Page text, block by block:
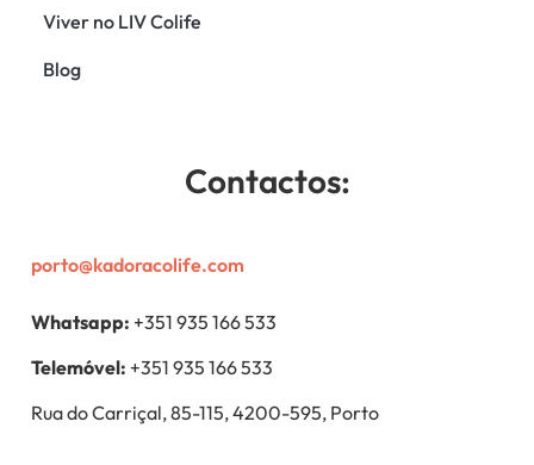
Viver no LIV Colife
Blog
Contactos:
porto@kadoracolife.com
Whatsapp: +351 935 166 533
Telemóvel: +351 935 166 533
Rua do Carriçal, 85-115, 4200-595, Porto